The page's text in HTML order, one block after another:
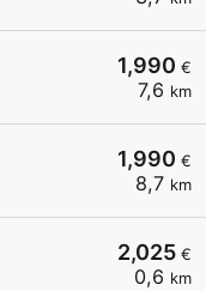
1,990 €
7,6 km
1,990 €
8,7 km
2,025 €
0,6 km